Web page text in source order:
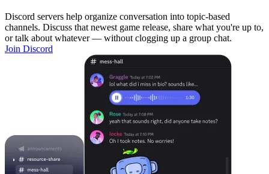
Discord servers help organize conversation into topic-based
channels. Discuss that newest game release, share what you're up to,
or talk about whatever — without clogging up a group chat.
Join Discord